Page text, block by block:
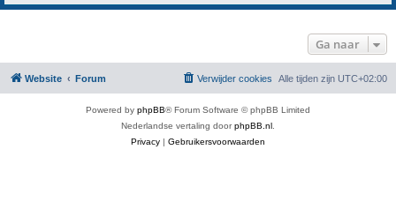
Ga naar
Website Forum Alle tijden zijn UTC+02:00
Verwijder cookies
Powered by phpBB® Forum Software © phpBB Limited
Nederlandse vertaling doorphpBB.nl
Privacy | Gebruikersvoorwaarden